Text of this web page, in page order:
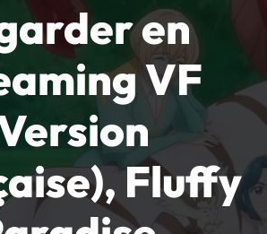
en
VF
Fluffy